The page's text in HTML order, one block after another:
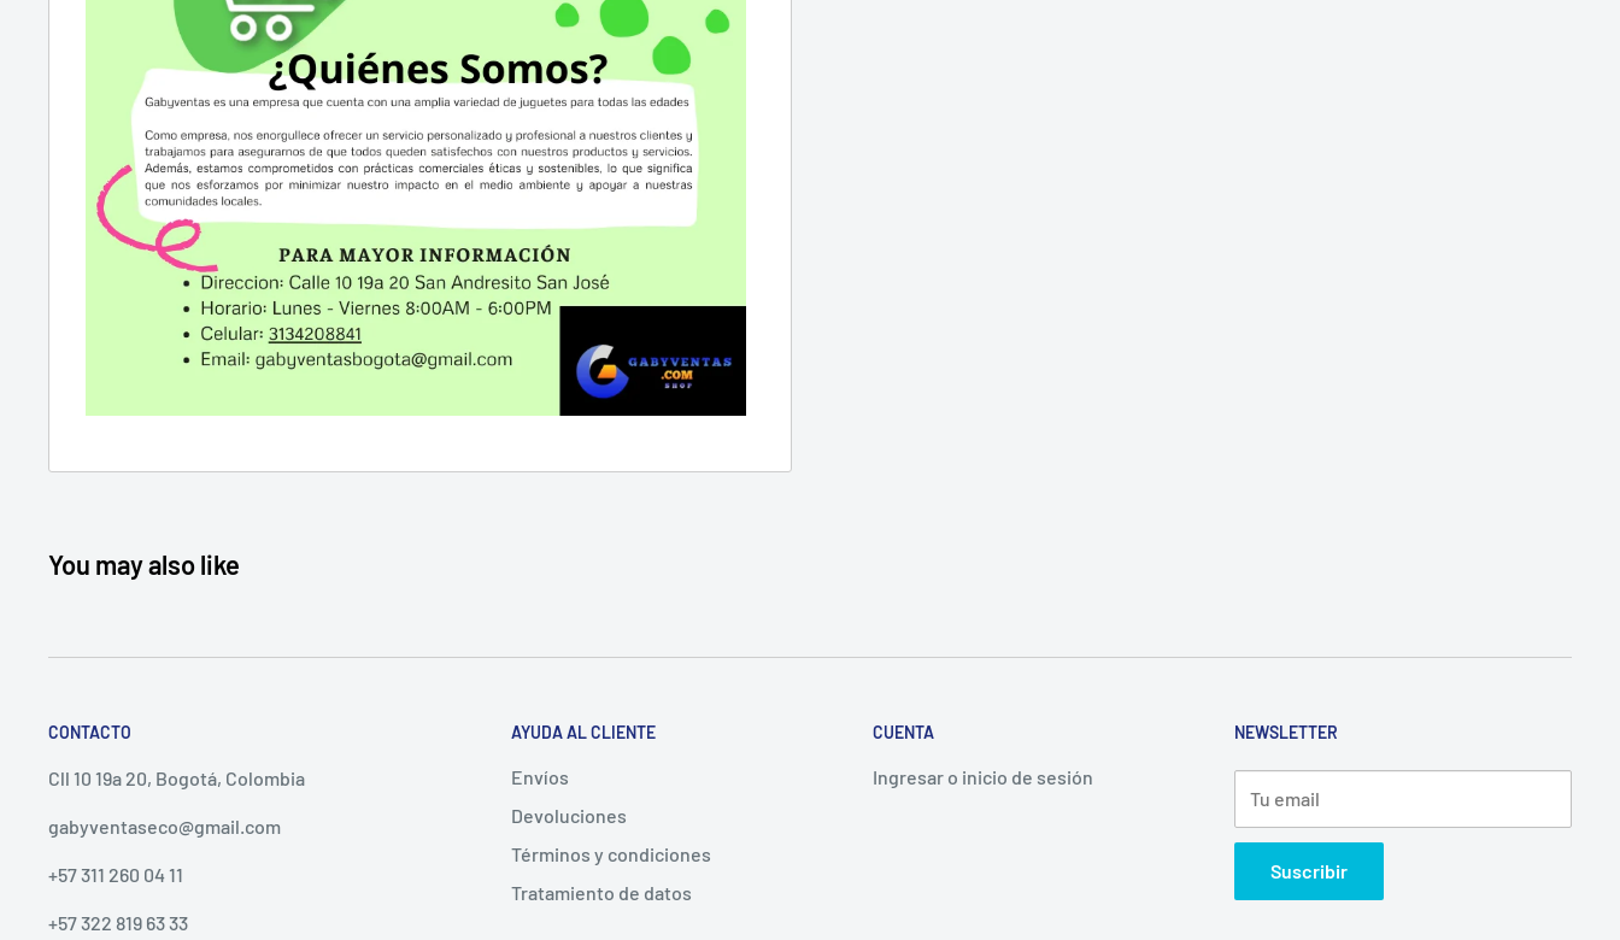
You may also like
CONTACTO
Cll 10 19a 20, Bogotá, Colombia
gabyventaseco@gmail.com
+57 311 260 04 11
+57 322 819 63 33
AYUDA AL CLIENTE
Envíos
Devoluciones
Términos y condiciones
Tratamiento de datos
CUENTA
Ingresar o inicio de sesión
NEWSLETTER
Tu email
Suscribir